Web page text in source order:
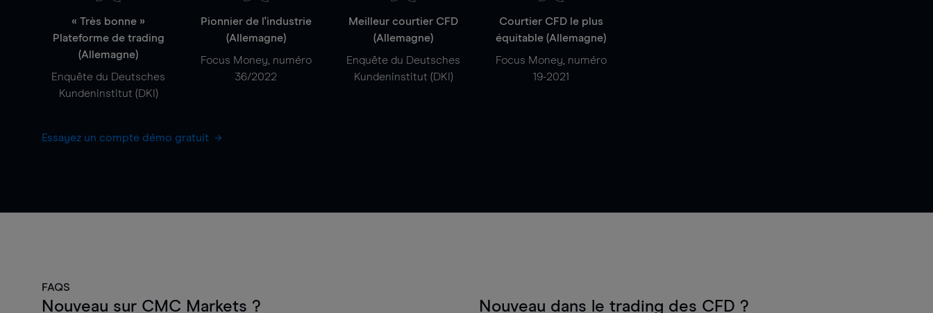
« Très bonne »
Plateforme de trading
(Allemagne)
Enquête du Deutsches
Kundeninstitut (DKI)
Pionnier de l'industrie
(Allemagne)
Focus Money, numéro
36/2022
Meilleur courtier CFD
(Allemagne)
Enquête du Deutsches
Kundeninstitut (DKI)
Courtier CFD le plus
équitable (Allemagne)
Focus Money, numéro
19-2021
Essayez un compte démo gratuit
FAQS
Nouveau sur CMC Markets ? Nouveau dans le trading des CFD ?